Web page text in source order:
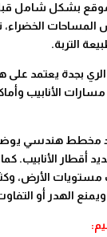
بشكل شامل
الخضراء،
التربة.
بجدة يعتمد على
مسارات الأنابيب
مخطط هندسي
الأنابيب.
الأرض،
ويمنع الهدر أو